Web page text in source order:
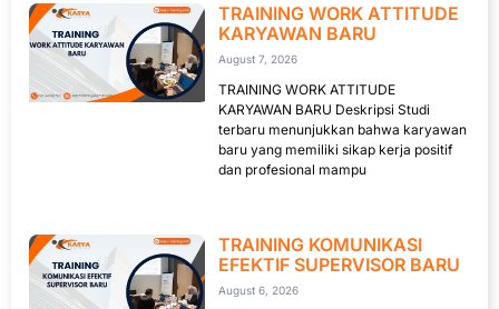
TRAINING WORK ATTITUDE
KARYAWAN BARU
August 7, 2026
TRAINING WORK ATTITUDE
KARYAWAN BARU Deskripsi Studi
terbaru menunjukkan bahwa karyawan
baru yang memiliki sikap kerja positif
dan profesional mampu
TRAINING KOMUNIKASI
EFEKTIF SUPERVISOR BARU
August 6, 2026